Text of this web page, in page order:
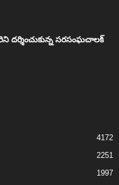
దర్శించుకున్న సరసంఘచాలక్
4172
2251
1997